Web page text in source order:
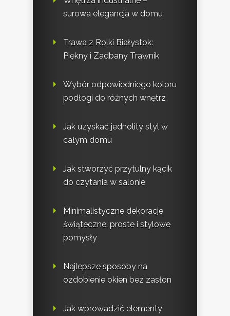
surowa elegancja w domu
Trawa z Rolki Białystok:
Piękny i Zadbany Trawnik
Wybór odpowiedniego koloru
podłogi do różnych wnętrz
Jak uzyskać jednolity styl w
całym domu
Jak stworzyć przytulny kącik
do czytania w salonie
Minimalistyczne dekoracje
świąteczne: proste i stylowe
pomysły
Najlepsze sposoby na
ozdobienie okien bez zasłon
Jak wprowadzić elementy